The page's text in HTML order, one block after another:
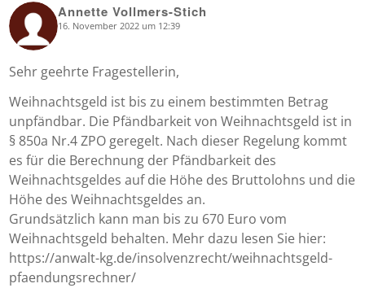
Annette Vollmers-Stich
says: 16. November 2022 um 12:39
Sehr geehrte Fragestellerin,
Weihnachtsgeld ist bis zu einem bestimmten Betrag
unpfändbar. Die Pfändbarkeit von Weihnachtsgeld ist in
§ 850a Nr.4 ZPO geregelt. Nach dieser Regelung kommt
es für die Berechnung der Pfändbarkeit des
Weihnachtsgeldes auf die Höhe des Bruttolohns und die
Höhe des Weihnachtsgeldes an.
Grundsätzlich kann man bis zu 670 Euro vom
Weihnachtsgeld behalten. Mehr dazu lesen Sie hier:
https://anwalt-kg.de/insolvenzrecht/weihnachtsgeld-
pfaendungsrechner/